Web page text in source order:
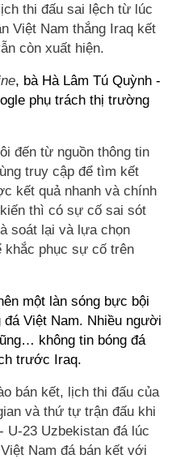
thi đấu sai lệch từ lúc
Việt Nam thắng Iraq kết
còn xuất hiện.
, bà Hà Lâm Tú Quỳnh -
phụ trách thị trường
đến từ nguồn thông tin
truy cập để tìm kết
kết quả nhanh và chính
thì có sự cố sai sót
soát lại và lựa chọn
khắc phục sự cố trên
một làn sóng bực bội
đá Việt Nam. Nhiều người
không tin bóng đá
trước Iraq.
bán kết, lịch thi đấu của
và thứ tự trận đấu khi
U-23 Uzbekistan đá lúc
Nam đá bán kết với